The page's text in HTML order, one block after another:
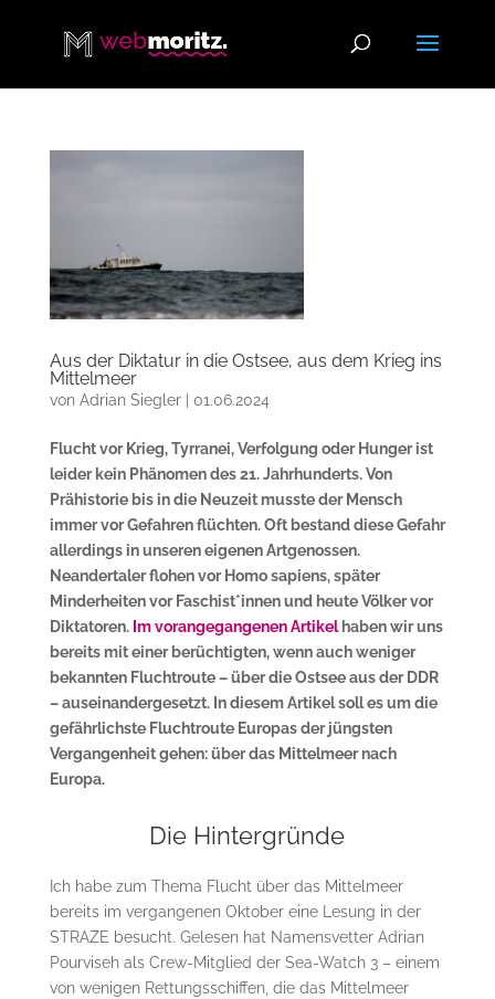
Aus der Diktatur in die Ostsee, aus dem Krieg ins
Mittelmeer
von Adrian Siegler| 01.06.2024
Flucht vor Krieg, Tyrranei, Verfolgung oder Hunger ist
leider kein Phänomen des 21. Jahrhunderts. Von
Prähistorie bis in die Neuzeit musste der Mensch
immer vor Gefahren flüchten. Oft bestand diese Gefahr
allerdings in unseren eigenen Artgenossen.
Neandertaler flohen vor Homo sapiens, später
Minderheiten vor Faschist*innen und heute Völker vor
Diktatoren. Im vorangegangenen Artikelhaben wir uns
bereits mit einer berüchtigten, wenn auch weniger
bekannten Fluchtroute – über die Ostsee aus der DDR
– auseinandergesetzt. In diesem Artikel soll es um die
gefährlichste Fluchtroute Europas der jüngsten
Vergangenheit gehen: über das Mittelmeer nach
Europa.
Die Hintergründe
Ich habe zum Thema Flucht über das Mittelmeer
bereits im vergangenen Oktober eine Lesung in der
STRAZE besucht. Gelesen hat Namensvetter Adrian
Pourviseh als Crew-Mitglied der Sea-Watch 3 – einem
von wenigen Rettungsschiffen, die das Mittelmeer